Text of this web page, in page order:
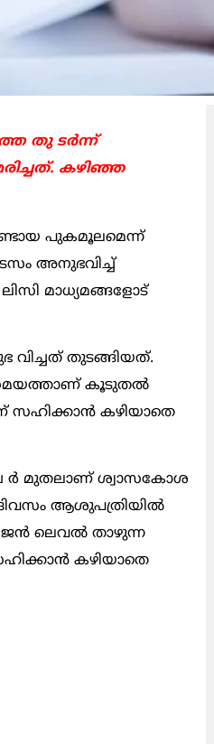
തു ടര്‍ന്ന്
കഴിഞ്ഞ
പുകമൂലമെന്ന്
അനുഭവിച്ച്
മാധ്യമങ്ങളോട്
തുടങ്ങിയത്.
സമയത്താണ് കൂടുതല്‍
സഹിക്കാന്‍ കഴിയാതെ
ര്‍ മുതലാണ് ശ്വാസകോശ
ആശുപത്രിയില്‍
ലെവല്‍ താഴുന്ന
കഴിയാതെ